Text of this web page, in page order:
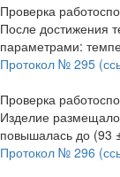
Проверка
После достижения
параметрами:
Протокол № 295
Проверка
Изделие
повышалась до (93
Протокол № 296